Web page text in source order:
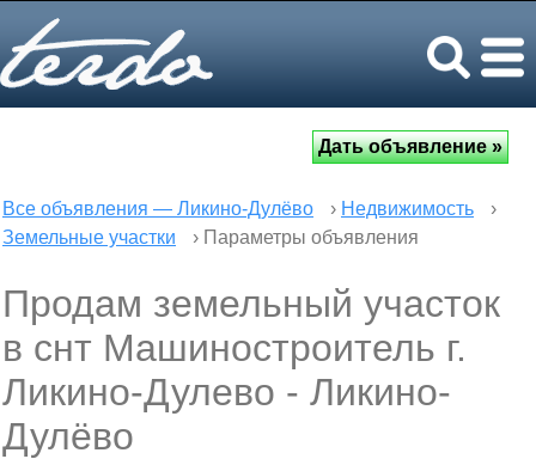
Все объявления — Ликино-Дулёво › Недвижимость
›
Земельные участки
› Параметры объявления
Продам земельный участок
в снт Машиностроитель г.
Ликино-Дулево - Ликино-
Дулёво